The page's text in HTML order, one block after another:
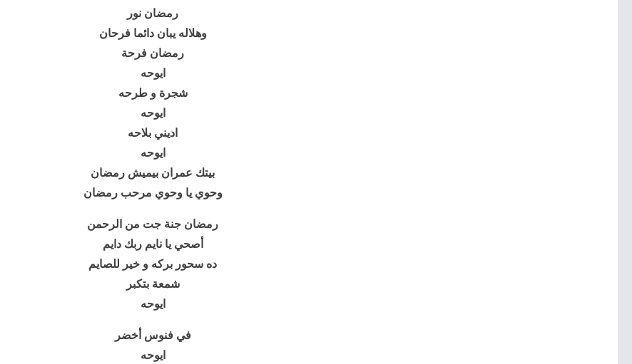
رمضان نور
وهلاله يبان دائما فرحان
رمضان فرحة
ايوحه
شجرة و طرحه
ايوحه
اديني بلاحه
ايوحه
بيتك عمران بيميش رمضان
وحوي يا وحوي مرحب رمضان
رمضان جنة جت من الرحمن
أصحي يا نايم ربك دايم
ده سحور بركه و خير للصايم
شمعة بتكبر
ايوحه
في فنوس أخضر
ايوحه